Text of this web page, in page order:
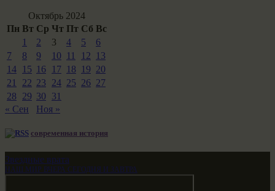
Октябрь 2024
Пн Вт Ср Чт Пт Сб Вс
1
2 3 4 5
6
7
8 9 10 11 12
13
14
15 16 17 18 19 20
21
22 23 24 25 26 27
28
29 30
31
« Сен
Ноя »
современная история
Звездные врата
НАШ МИР ВЧЕРА СЕГОДНЯ И ЗАВТРА